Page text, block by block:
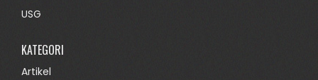
USG
KATEGORI
Artikel